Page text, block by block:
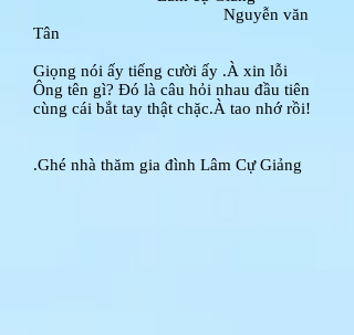
Nguyễn văn
Tân
Giọng nói ấy tiếng cười ấy .À xin lỗi
Ông tên gì? Đó là câu hỏi nhau đầu tiên
cùng cái bắt tay thật chặc.À tao nhớ rồi!
.Ghé nhà thăm gia đình Lâm Cự Giảng